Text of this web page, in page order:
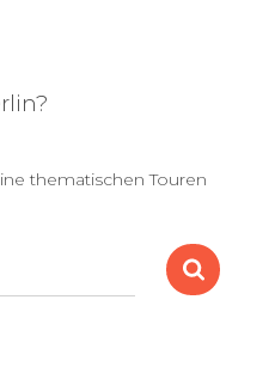
thematischen Touren